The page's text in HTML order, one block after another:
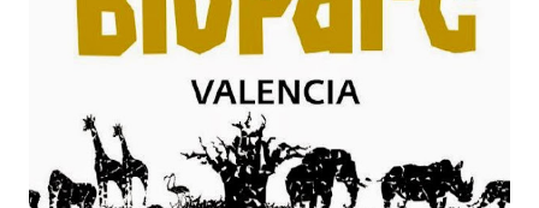
especies: el cercopiteco de Brazza, el colobo blanco y
negro, y el leopardo. En concreto, serán dos leopardos, dos
colobos y tres cercopitecos los que estrenen estas nuevas
instalaciones. Los recintos recrean el ecosistema típico de
este río, por eso se han incorporado cascadas de agua,
arbolado y plantas arbustivas, además de algunos troncos.